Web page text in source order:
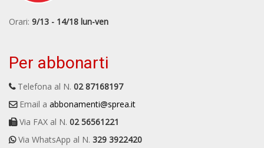
Orari: 9/13 - 14/18 lun-ven
Per abbonarti
Telefona al N. 02 87168197
Email a abbonamenti@sprea.it
Via FAX al N. 02 56561221
Via WhatsApp al N. 329 3922420